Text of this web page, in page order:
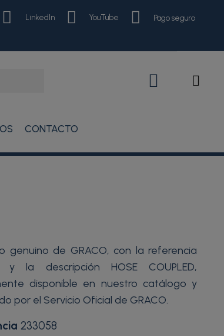
LinkedIn YouTube Pago seguro
CONTACTO
genuino de GRACO, con la referencia
y la descripción HOSE COUPLED,
disponible en nuestro catálogo y
por el Servicio Oficial de GRACO.
233058